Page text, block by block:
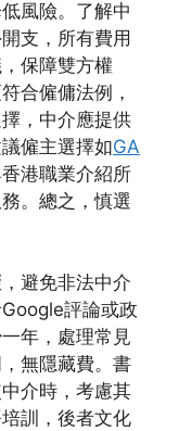
風險。了解中
支，所有費用
保障雙方權
合僱傭法例，
，中介應提供
僱主選擇如GA
港職業介紹所
。總之，慎選
避免非法中介
評論或政
年，處理常見
無隱藏費。書
介時，考慮其
訓，後者文化